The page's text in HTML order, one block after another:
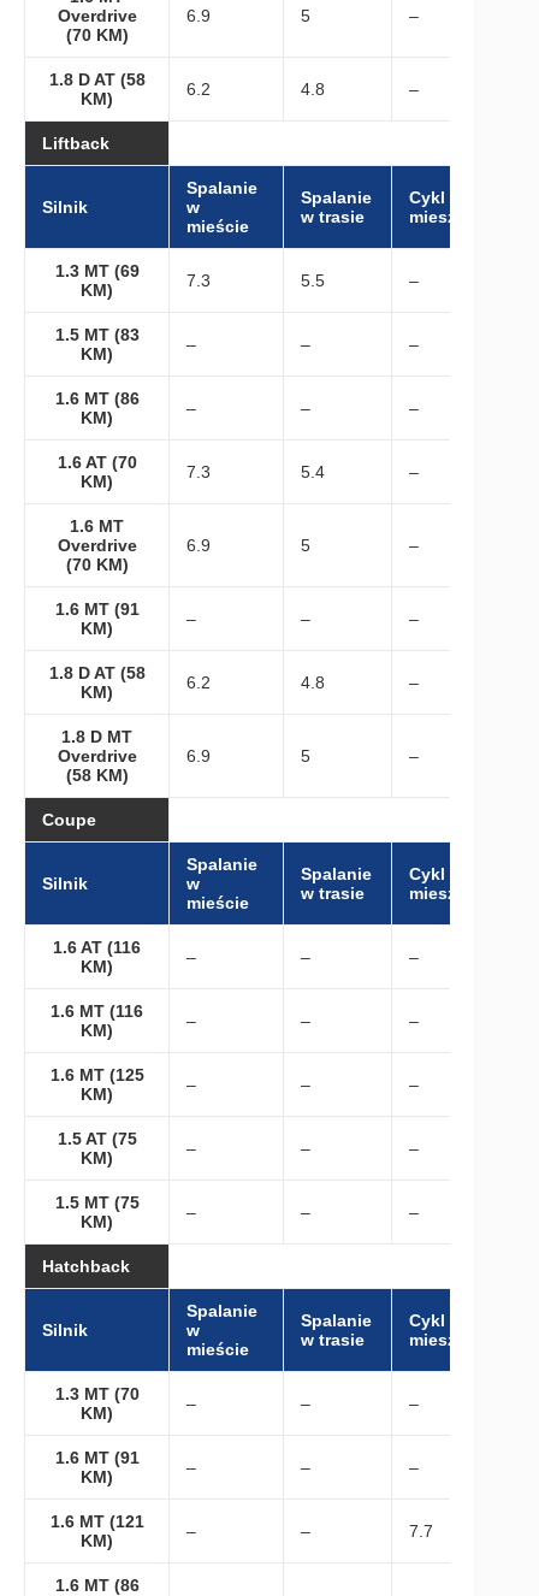
Overdrive
(70 KM)
6.9 5 –
1.8 D AT (58
KM)
6.2 4.8 –
Liftback
Silnik
Spalanie
w
mieście
Spalanie
w trasie
Cykl
mieszany
1.3 MT (69
KM)
7.3 5.5 –
1.5 MT (83
KM)
– – –
1.6 MT (86
KM)
– – –
1.6 AT (70
KM)
7.3 5.4 –
1.6 MT
Overdrive
(70 KM)
6.9 5 –
1.6 MT (91
KM)
– – –
1.8 D AT (58
KM)
6.2 4.8 –
1.8 D MT
Overdrive
(58 KM)
6.9 5 –
Coupe
Silnik
Spalanie
w
mieście
Spalanie
w trasie
Cykl
mieszany
1.6 AT (116
KM)
– – –
1.6 MT (116
KM)
– – –
1.6 MT (125
KM)
– – –
1.5 AT (75
KM)
– – –
1.5 MT (75
KM)
– – –
Hatchback
Silnik
Spalanie
w
mieście
Spalanie
w trasie
Cykl
mieszany
1.3 MT (70
KM)
– – –
1.6 MT (91
KM)
– – –
1.6 MT (121
KM)
– – 7.7
1.6 MT (86